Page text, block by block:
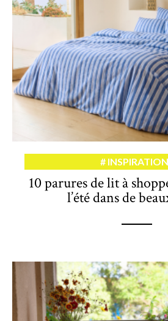
10 parures de lit à
l’été dans de